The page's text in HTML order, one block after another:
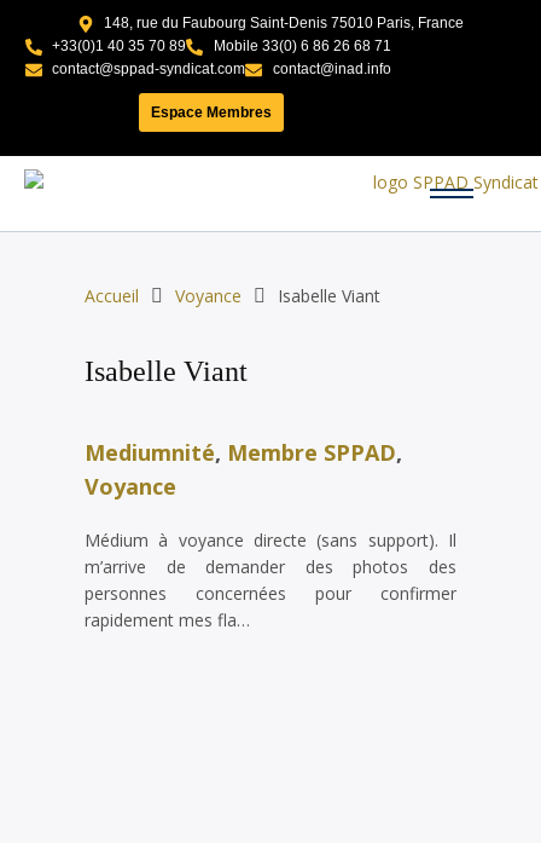
148, rue du Faubourg Saint-Denis 75010 Paris, France
+33(0)1 40 35 70 89
Mobile 33(0) 6 86 26 68 71
contact@sppad-syndicat.com
contact@inad.info
Espace Membres
Accueil Voyance Isabelle Viant
Isabelle Viant
Mediumnité, Membre SPPAD,
Voyance
Médium à voyance directe (sans support). Il
m’arrive de demander des photos des
personnes concernées pour confirmer
rapidement mes fla…